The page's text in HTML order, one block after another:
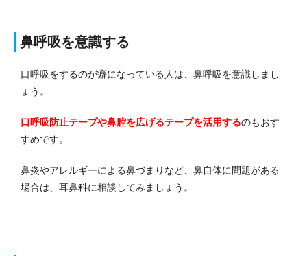
鼻呼吸を意識する
口呼吸をするのが癖になっている人は、鼻呼吸を意識しまし
ょう。
口呼吸防止テープや鼻腔を広げるテープを活用するのもおす
すめです。
鼻炎やアレルギーによる鼻づまりなど、鼻自体に問題がある
場合は、耳鼻科に相談してみましょう。